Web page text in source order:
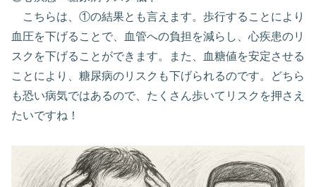
こちらは、①の結果とも言えます。歩行することにより
血圧を下げることで、血管への負担を減らし、心疾患のリ
スクを下げることができます。また、血糖値を安定させる
ことにより、糖尿病のリスクも下げられるのです。どちら
も恐い病気ではあるので、たくさん歩いてリスクを押さえ
たいですね！